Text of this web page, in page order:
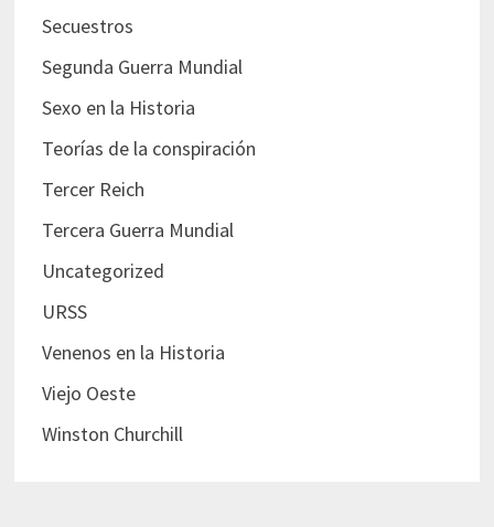
Secuestros
Segunda Guerra Mundial
Sexo en la Historia
Teorías de la conspiración
Tercer Reich
Tercera Guerra Mundial
Uncategorized
URSS
Venenos en la Historia
Viejo Oeste
Winston Churchill